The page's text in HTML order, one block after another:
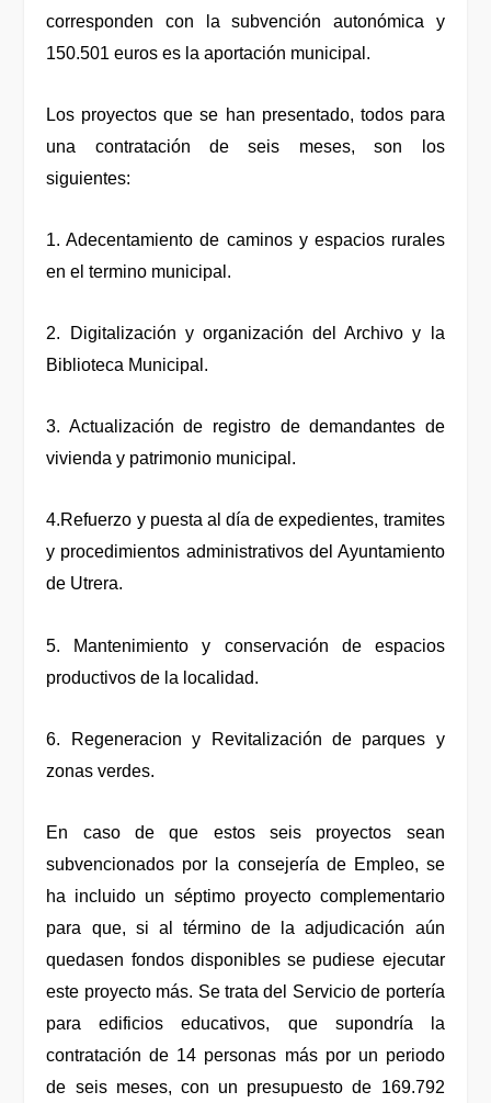
corresponden con la subvención autonómica y
150.501 euros es la aportación municipal.
Los proyectos que se han presentado, todos para
una contratación de seis meses, son los
siguientes:
1. Adecentamiento de caminos y espacios rurales
en el termino municipal.
2. Digitalización y organización del Archivo y la
Biblioteca Municipal.
3. Actualización de registro de demandantes de
vivienda y patrimonio municipal.
4.Refuerzo y puesta al día de expedientes, tramites
y procedimientos administrativos del Ayuntamiento
de Utrera.
5. Mantenimiento y conservación de espacios
productivos de la localidad.
6. Regeneracion y Revitalización de parques y
zonas verdes.
En caso de que estos seis proyectos sean
subvencionados por la consejería de Empleo, se
ha incluido un séptimo proyecto complementario
para que, si al término de la adjudicación aún
quedasen fondos disponibles se pudiese ejecutar
este proyecto más. Se trata del Servicio de portería
para edificios educativos, que supondría la
contratación de 14 personas más por un periodo
de seis meses, con un presupuesto de 169.792